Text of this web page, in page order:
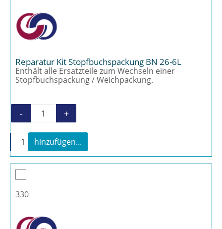
Reparatur Kit Stopfbuchspackung BN 26-6L
Enthält alle Ersatzteile zum Wechseln einer
Stopfbuchspackung / Weichpackung.
Reparatur Kit Stopfbuchspackung BN 26-6L
- +
Reparatur Kit Stopfbuchspackung BN 26-6L
+
hinzufügen...
330